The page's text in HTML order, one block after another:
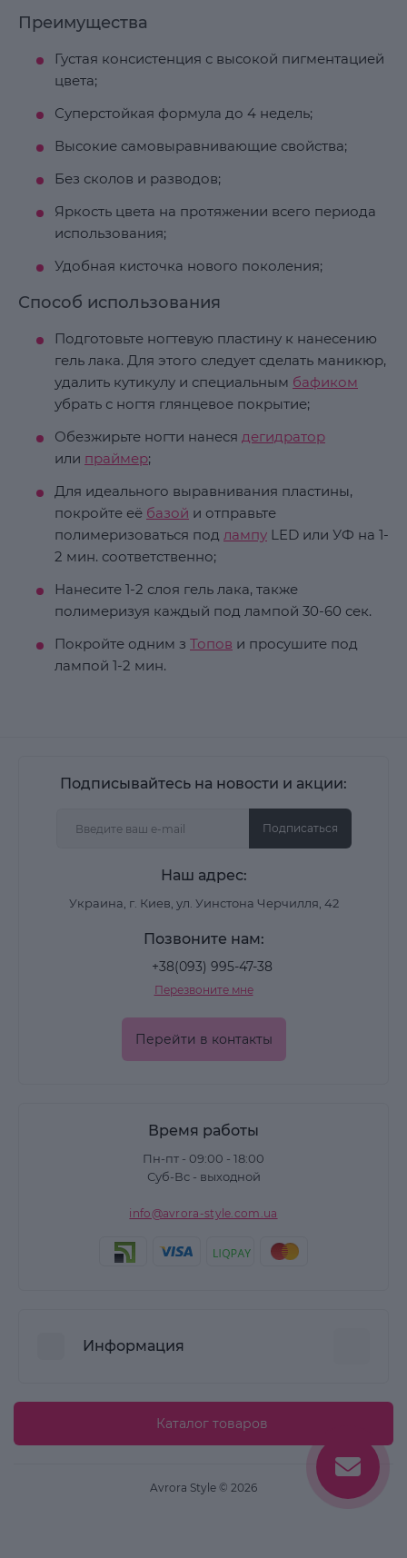
Преимущества
Густая консистенция с высокой пигментацией
цвета;
Суперстойкая формула до 4 недель;
Высокие самовыравнивающие свойства;
Без сколов и разводов;
Яркость цвета на протяжении всего периода
использования;
Удобная кисточка нового поколения;
Способ использования
Подготовьте ногтевую пластину к нанесению
гель лака. Для этого следует сделать маникюр,
удалить кутикулу и специальным бафиком
убрать с ногтя глянцевое покрытие;
Обезжирьте ногти нанеся дегидратор
или праймер;
Для идеального выравнивания пластины,
покройте её базой и отправьте
полимеризоваться под лампу LED или УФ на 1-
2 мин. соответственно;
Нанесите 1-2 слоя гель лака, также
полимеризуя каждый под лампой 30-60 сек.
Покройте одним з Топов и просушите под
лампой 1-2 мин.
Подписывайтесь на новости и акции:
Подписаться
Наш адрес:
Украина, г. Киев, ул. Уинстона Черчилля, 42
Позвоните нам:
+38(093) 995-47-38
Перезвоните мне
Перейти в контакты
Время работы
Пн-пт - 09:00 - 18:00
Суб-Вс - выходной
info@avrora-style.com.ua
Информация
Пользовательское соглашение
Каталог товаров
Avrora Style © 2026